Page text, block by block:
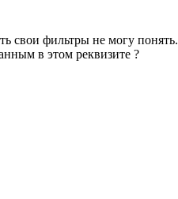
свои фильтры не могу понять.
в этом реквизите ?